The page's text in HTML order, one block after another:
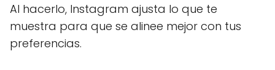
Al hacerlo, Instagram ajusta lo que te
muestra para que se alinee mejor con tus
preferencias.